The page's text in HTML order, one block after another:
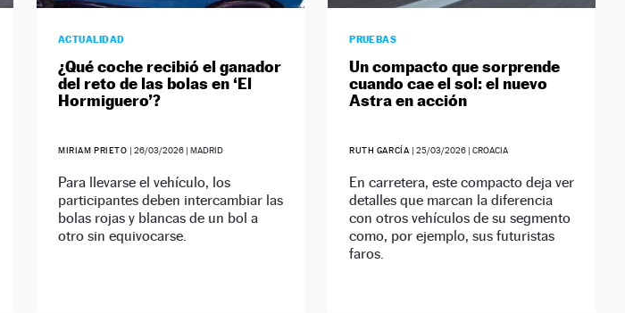
ACTUALIDAD
¿Qué coche recibió el ganador
del reto de las bolas en ‘El
Hormiguero’?
MIRIAM PRIETO | 26/03/2026| MADRID
Para llevarse el vehículo, los
participantes deben intercambiar las
bolas rojas y blancas de un bol a
otro sin equivocarse.
PRUEBAS
Un compacto que sorprende
cuando cae el sol: el nuevo
Astra en acción
RUTH GARCÍA | 25/03/2026| CROACIA
En carretera, este compacto deja ver
detalles que marcan la diferencia
con otros vehículos de su segmento
como, por ejemplo, sus futuristas
faros.